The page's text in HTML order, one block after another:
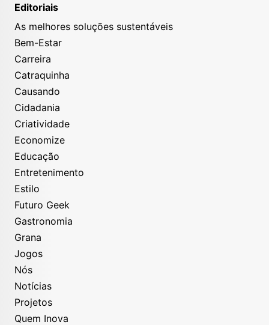
Editoriais
As melhores soluções sustentáveis
Bem-Estar
Carreira
Catraquinha
Causando
Cidadania
Criatividade
Economize
Educação
Entretenimento
Estilo
Futuro Geek
Gastronomia
Grana
Jogos
Nós
Notícias
Projetos
Quem Inova